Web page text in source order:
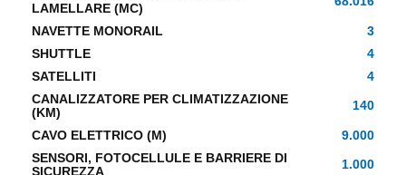
LAMELLARE (MC)
NAVETTE MONORAIL
3
SHUTTLE
4
SATELLITI
4
CANALIZZATORE PER CLIMATIZZAZIONE
(KM)
140
CAVO ELETTRICO (M)
9.000
SENSORI, FOTOCELLULE E BARRIERE DI
SICUREZZA
1.000